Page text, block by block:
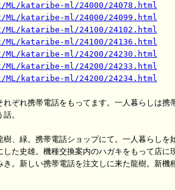
kataribe-ml/24000/24078.html
kataribe-ml/24000/24099.html
kataribe-ml/24100/24102.html
kataribe-ml/24100/24136.html
kataribe-ml/24200/24230.html
kataribe-ml/24200/24233.html
kataribe-ml/24200/24234.html
れぞれ携帯電話をもってます。一人暮らしは携
。
樹、緑。携帯電話ショップにて。一人暮らしを
た史雄。機種交換案内のハガキをもって店に
き。新しい携帯電話を注文しに来た龍樹。新機